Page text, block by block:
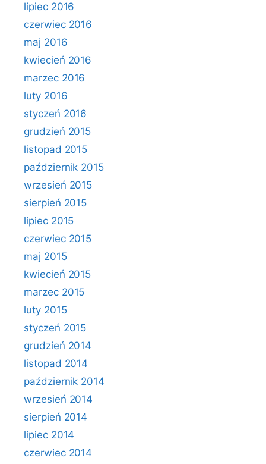
lipiec 2016
czerwiec 2016
maj 2016
kwiecień 2016
marzec 2016
luty 2016
styczeń 2016
grudzień 2015
listopad 2015
październik 2015
wrzesień 2015
sierpień 2015
lipiec 2015
czerwiec 2015
maj 2015
kwiecień 2015
marzec 2015
luty 2015
styczeń 2015
grudzień 2014
listopad 2014
październik 2014
wrzesień 2014
sierpień 2014
lipiec 2014
czerwiec 2014